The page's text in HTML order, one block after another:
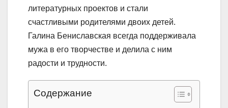
литературных проектов и стали
счастливыми родителями двоих детей.
Галина Бениславская всегда поддерживала
мужа в его творчестве и делила с ним
радости и трудности.
Содержание